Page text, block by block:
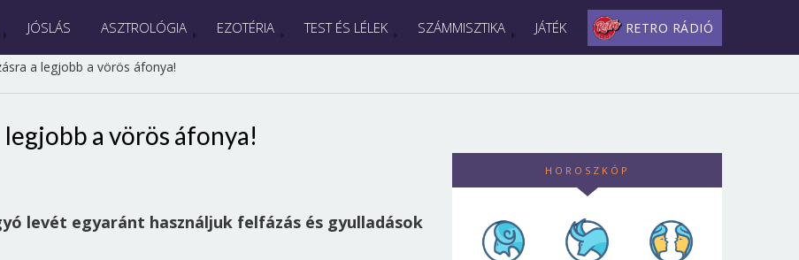
JÓSLÁS ASZTROLÓGIA EZOTÉRIA TEST ÉS LÉLEK SZÁMMISZTIKA JÁTÉK RETRO RÁDIÓ
a legjobb a vörös áfonya!
a vörös áfonya!
levét egyaránt használjuk felfázás és gyulladások
HOROSZKÓP